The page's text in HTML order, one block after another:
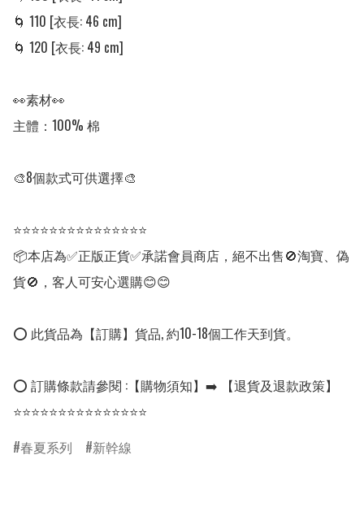
🌀 110 [衣長: 46 cm]
🌀 120 [衣長: 49 cm]
👀素材👀
主體：100% 棉
🎨8個款式可供選擇🎨
⭐⭐⭐⭐⭐⭐⭐⭐⭐⭐⭐⭐⭐⭐⭐
📦本店為✅正版正貨✅承諾會員商店，絕不出售🚫淘寶、偽
貨🚫，客人可安心選購😊😊
⭕ 此貨品為【訂購】貨品, 約10-18個工作天到貨。
⭕ 訂購條款請參閱 :【購物須知】➡️ 【退貨及退款政策】
春夏系列
新幹線